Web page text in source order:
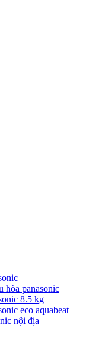
hòa panasonic
8.5 kg
eco aquabeat
nội địa